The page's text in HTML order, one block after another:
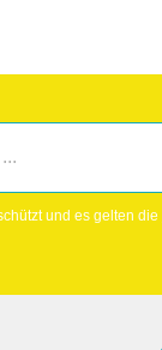
und es gelten die